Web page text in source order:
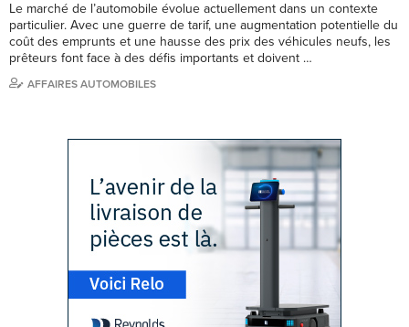
Le marché de l’automobile évolue actuellement dans un contexte
particulier. Avec une guerre de tarif, une augmentation potentielle du
coût des emprunts et une hausse des prix des véhicules neufs, les
prêteurs font face à des défis importants et doivent …
AFFAIRES AUTOMOBILES